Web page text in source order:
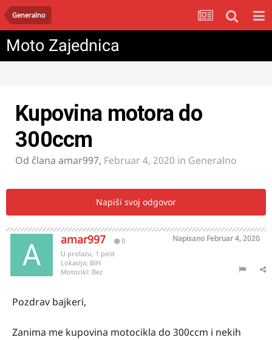
Generalno
Moto Zajednica
Kupovina motora do
300ccm
Od člana amar997, Februar 4, 2020 in Generalno
Napiši svoj odgovor
amar997 0 Napisano Februar 4, 2020
U prolazu, 1 post
Lokacija: BiH
Motocikl: Bez
Pozdrav bajkeri,
Zanima me kupovina motocikla do 300ccm i nekih